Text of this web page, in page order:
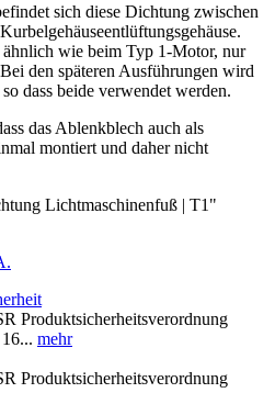
sich diese Dichtung zwischen
wie beim Typ 1-Motor, nur
den späteren Ausführungen wird
dass beide verwendet werden.
das Ablenkblech auch als
montiert und daher nicht
Lichtmaschinenfuß | T1"
Produktsicherheitsverordnung
mehr
Produktsicherheitsverordnung